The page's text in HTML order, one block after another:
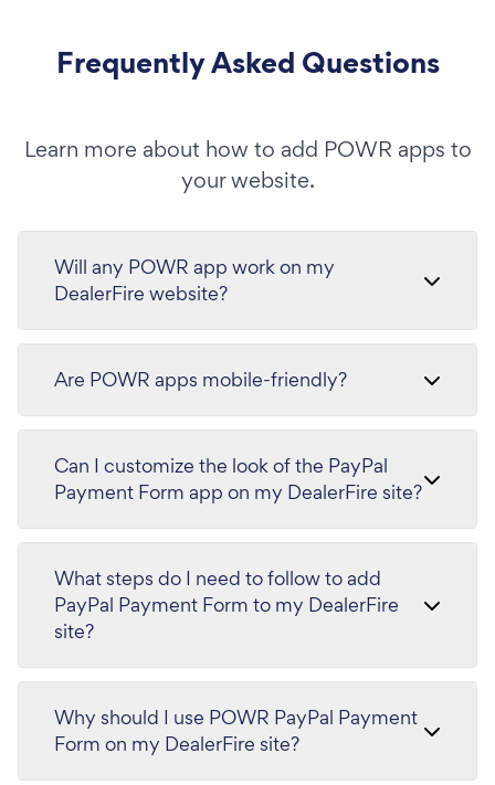
Frequently Asked Questions
Learn more about how to add POWR apps to
your website.
Will any POWR app work on my
DealerFire website?
Are POWR apps mobile-friendly?
Can I customize the look of the PayPal
Payment Form app on my DealerFire site?
What steps do I need to follow to add
PayPal Payment Form to my DealerFire
site?
Why should I use POWR PayPal Payment
Form on my DealerFire site?